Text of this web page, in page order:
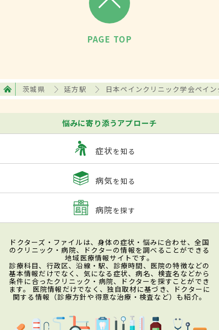
PAGE TOP
茨城県 延方駅 日本ペインクリニック学会ペイ
悩みに寄り添うアプローチ
症状を知る
病気を知る
病院を探す
ドクターズ・ファイルは、身体の症状・悩みに合わせ、全国
のクリニック・病院、ドクターの情報を調べることができる
地域医療情報サイトです。
診療科目、行政区、沿線・駅、診療時間、医院の特徴などの
基本情報だけでなく、気になる症状、病名、検査名などから
条件に合ったクリニック・病院、ドクターを探すことができ
ます。 医院情報だけでなく、独自取材に基づき、ドクターに
関する情報（診療方針や得意な治療・検査など）も紹介。